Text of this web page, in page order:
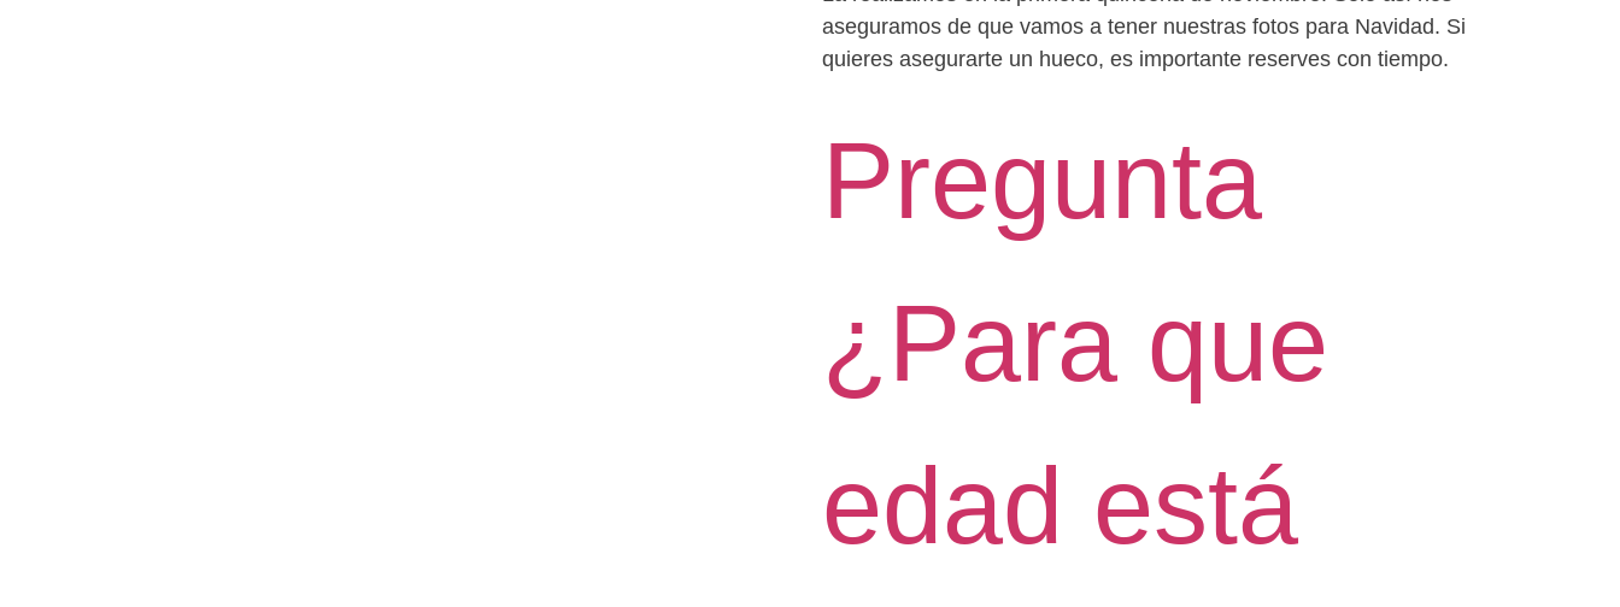
aseguramos de que vamos a tener nuestras fotos para Navidad. Si
quieres asegurarte un hueco, es importante reserves con tiempo.
Pregunta
¿Para que
edad está